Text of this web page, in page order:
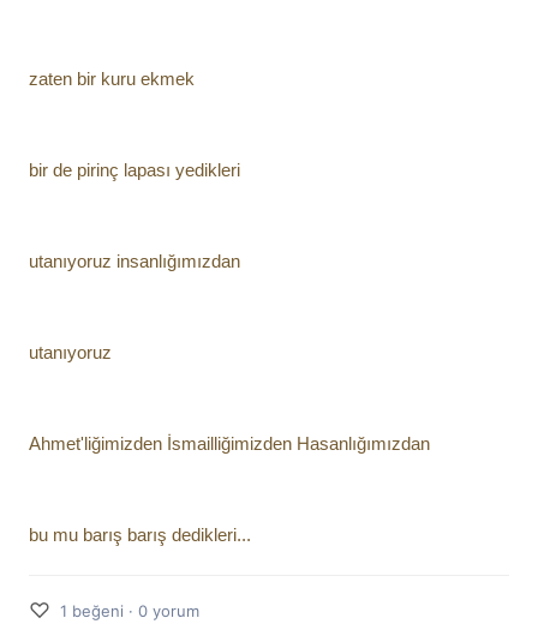
zaten bir kuru ekmek
bir de pirinç lapası yedikleri
utanıyoruz insanlığımızdan
utanıyoruz
Ahmet'liğimizden İsmailliğimizden Hasanlığımızdan
bu mu barış barış dedikleri...
♡ 1 beğeni · 0 yorum